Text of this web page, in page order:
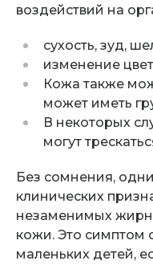
воздействий на
сухость, зуд,
изменение
Кожа также
может иметь
В некоторых
могут
Без сомнения,
клинических
незаменимых
кожи. Это симптом
маленьких детей,